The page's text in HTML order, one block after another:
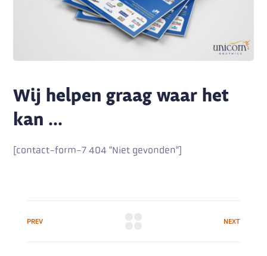
Wij helpen graag waar het
kan ...
[contact-form-7 404 "Niet gevonden"]
PREV NEXT